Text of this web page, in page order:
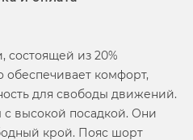
состоящей из 20%
обеспечивает комфорт,
для свободы движений.
высокой посадкой. Они
крой. Пояс шорт